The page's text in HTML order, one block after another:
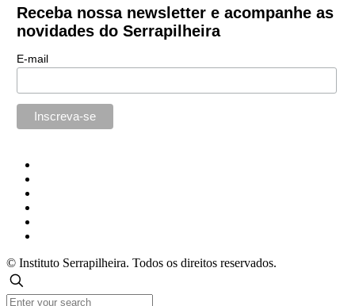
Receba nossa newsletter e acompanhe as
novidades do Serrapilheira
E-mail
© Instituto Serrapilheira. Todos os direitos reservados.